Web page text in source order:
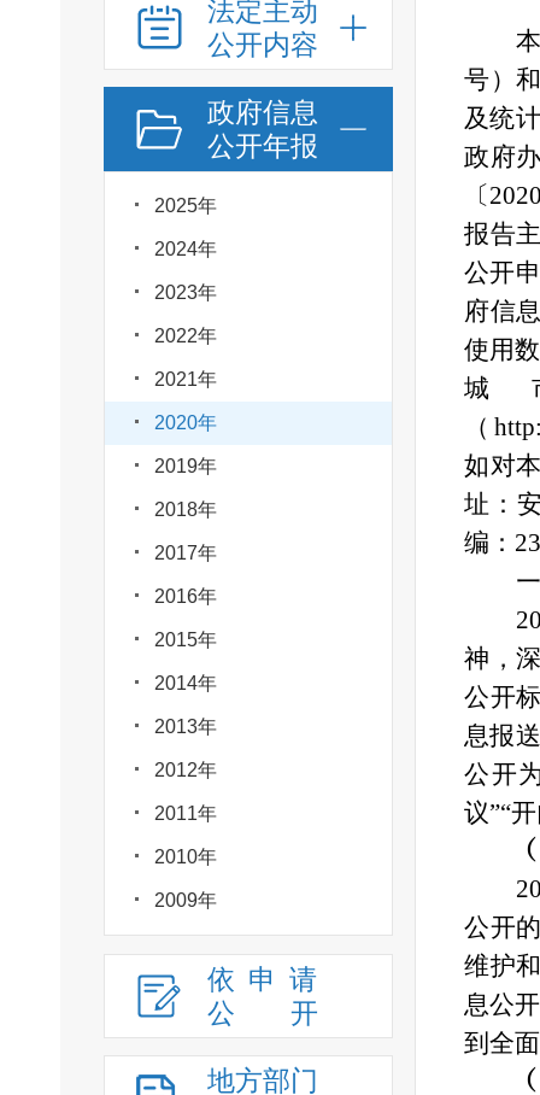
法定主动
公开内容
政府信息
公开年报
2025年
2024年
2023年
2022年
2021年
2020年
2019年
2018年
2017年
2016年
2015年
2014年
2013年
2012年
2011年
2010年
2009年
依申请
公
开
地方部门
号）
及统
政府
〔
报告
公开
府信
使用
城
（
如对
址：
编：
神，
公开
息报
公开
议”“
公开
维护
息公
到全